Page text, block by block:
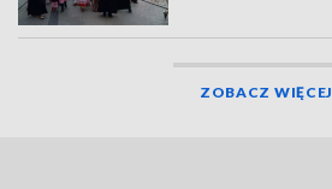
ZOBACZ WIĘCEJ